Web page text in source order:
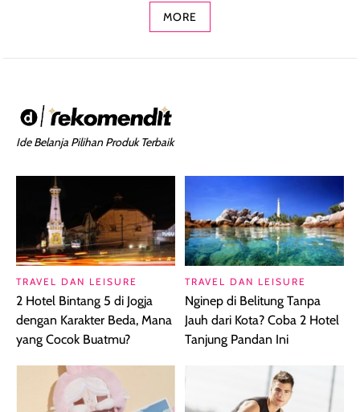
MORE
Ide Belanja Pilihan Produk Terbaik
TRAVEL DAN LEISURE
2 Hotel Bintang 5 di Jogja
dengan Karakter Beda, Mana
yang Cocok Buatmu?
TRAVEL DAN LEISURE
Nginep di Belitung Tanpa
Jauh dari Kota? Coba 2 Hotel
Tanjung Pandan Ini